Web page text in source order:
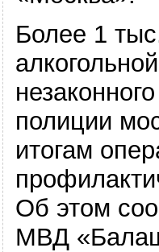
Более 1
полиции
итогам
Об этом
МВД